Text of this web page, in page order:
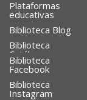
Plataformas
educativas
Biblioteca Blog
Biblioteca
Catálogo
Biblioteca
Facebook
Biblioteca
Instagram